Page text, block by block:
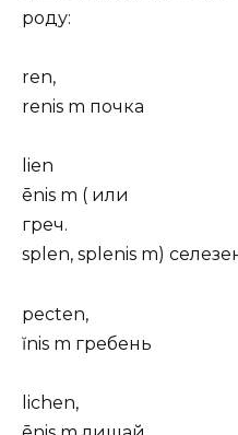
роду:
ren,
renis m почка
lien
ēnis m ( или
греч.
splen, splenis m)
pecten,
ĭnis m гребень
lichen,